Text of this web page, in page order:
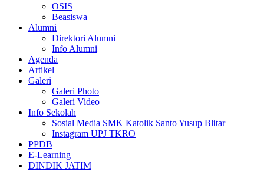
OSIS
Beasiswa
Alumni
Direktori Alumni
Info Alumni
Agenda
Artikel
Galeri
Galeri Photo
Galeri Video
Info Sekolah
Sosial Media SMK Katolik Santo Yusup Blitar
Instagram UPJ TKRO
PPDB
E-Learning
DINDIK JATIM